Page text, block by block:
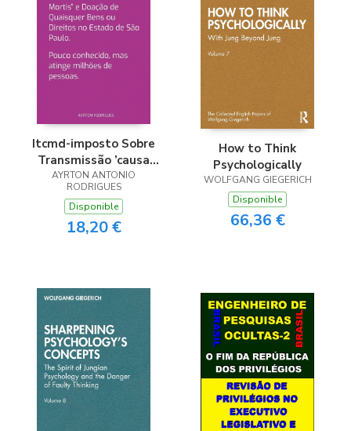
Itcmd-imposto Sobre
Transmissão ’causa
Mortis’ E Doação De
Quaisquer Bens Ou
Direitos No Estado De
São Paulo.
AYRTON ANTONIO
RODRIGUES
Disponible
18,20 €
How to Think
Psychologically
WOLFGANG GIEGERICH
Disponible
66,36 €